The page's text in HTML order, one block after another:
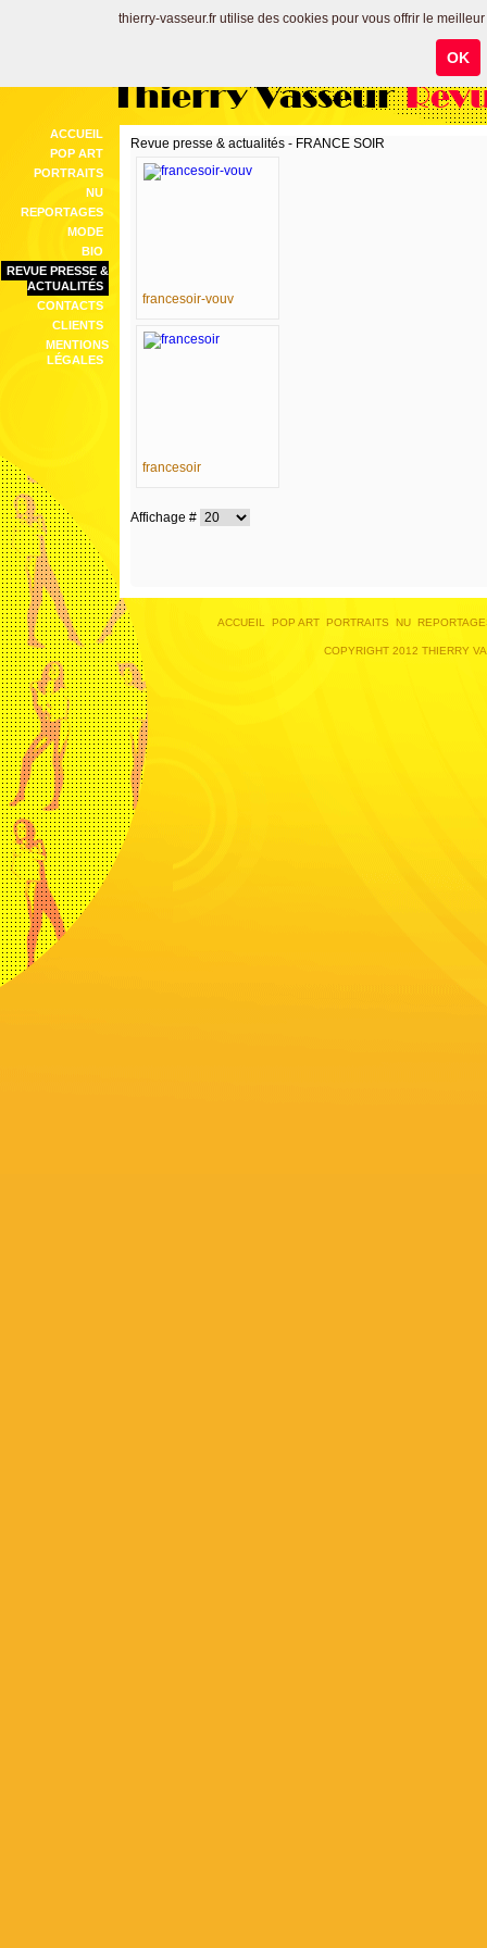
Thierry Vasseur
ACCUEIL
POP ART
PORTRAITS
NU
REPORTAGES
MODE
BIO
REVUE PRESSE &
ACTUALITÉS
CONTACTS
CLIENTS
MENTIONS
LÉGALES
Revue presse & actualités - FRANCE SOIR
francesoir-vouv
francesoir
Affichage #
ACCUEIL POP ART PORTRAITS NU
COPYRIGHT 2012 THIERRY
thierry-vasseur.fr utilise des cookies pour vous offrir le
OK